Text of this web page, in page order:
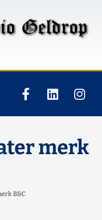
merk
B&C